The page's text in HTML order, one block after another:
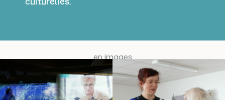
culturelles.
en images